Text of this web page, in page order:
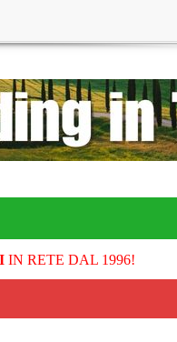
IN RETE DAL 1996!